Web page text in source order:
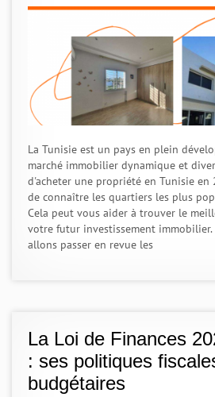
La Tunisie est un pays en plein
marché immobilier dynamique et
d'acheter une propriété en Tunisie
de connaître les quartiers les plus
Cela peut vous aider à trouver le
votre futur investissement immobilier.
allons passer en revue les
La Loi de Finances
: ses politiques
budgétaires